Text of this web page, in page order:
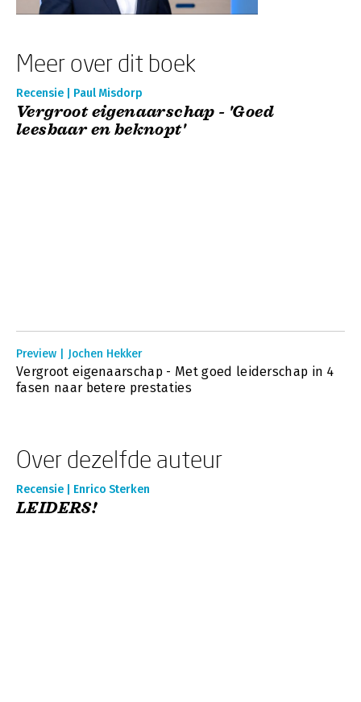
Meer over dit boek
Recensie | Paul Misdorp
Vergroot eigenaarschap - 'Goed
leesbaar en beknopt'
Preview | Jochen Hekker
Vergroot eigenaarschap - Met goed leiderschap in 4
fasen naar betere prestaties
Over dezelfde auteur
Recensie | Enrico Sterken
LEIDERS!